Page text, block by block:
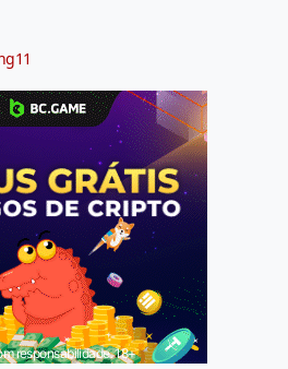
responsabilidade. 18+